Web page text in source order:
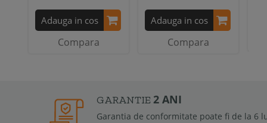
Adauga in cos
Compara
Adauga in cos
Compara
GARANTIE2 ANI
Garantia de conformitate poate fi de la 6 luni la